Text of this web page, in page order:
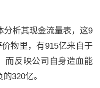
分析其现金流量表，这9
物里，有915亿来自于
而反映公司自身造血能
的320亿。